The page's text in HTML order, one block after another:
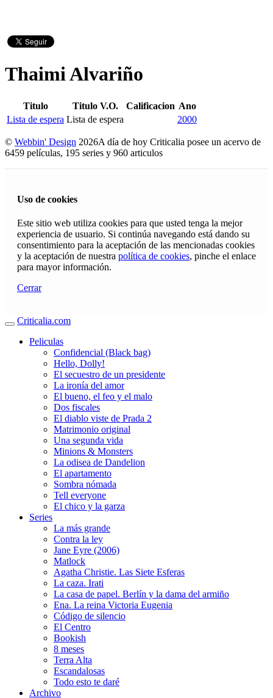
Thaimi Alvariño
Titulo Titulo V.O. Calificacion Ano
Lista de espera Lista de espera 2000
© Webbin' Design 2026A día de hoy Criticalia posee un acervo de
6459 películas, 195 series y 960 articulos
Uso de cookies
Este sitio web utiliza cookies para que usted tenga la mejor
experiencia de usuario. Si continúa navegando está dando su
consentimiento para la aceptación de las mencionadas cookies
y la aceptación de nuestra política de cookies, pinche el enlace
para mayor información.
Cerrar
Criticalia.com
Peliculas
Confidencial (Black bag)
Hello, Dolly!
El secuestro de un presidente
La ironía del amor
El bueno, el feo y el malo
Dos fiscales
El diablo viste de Prada 2
Matrimonio original
Una segunda vida
Minions & Monsters
La odisea de Dandelion
El apartamento
Sombra nómada
Tell everyone
El chico y la garza
Series
La más grande
Contra la ley
Jane Eyre (2006)
Matlock
Agatha Christie. Las Siete Esferas
La caza. Irati
La casa de papel. Berlín y la dama del armiño
Ena. La reina Victoria Eugenia
Código de silencio
El Centro
Bookish
8 meses
Terra Alta
Escandalosas
Todo esto te daré
Archivo